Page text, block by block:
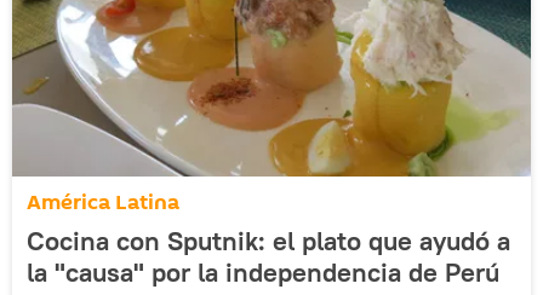
América Latina
Cocina con Sputnik: el plato que ayudó a
la "causa" por la independencia de Perú